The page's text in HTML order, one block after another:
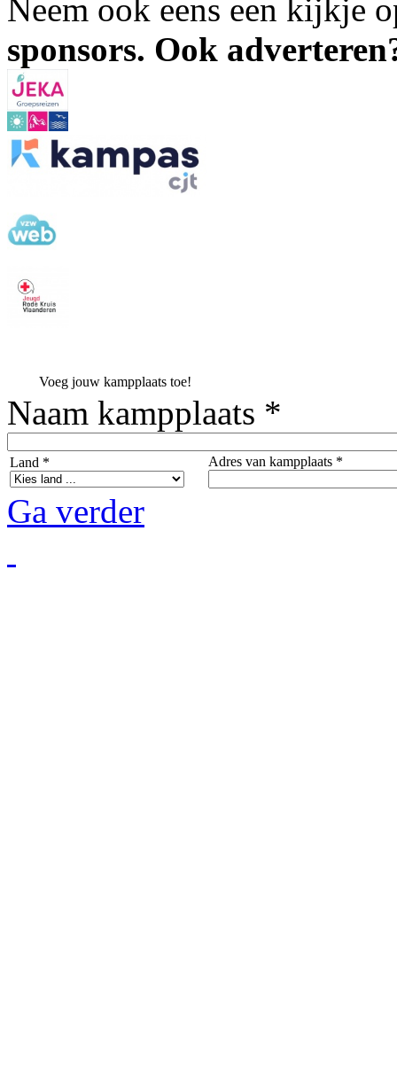
Neem ook eens een kijkje
sponsors. Ook
Voeg jouw kampplaats toe!
Naam kampplaats *
Land * Adres van kampplaats *
Ga verder